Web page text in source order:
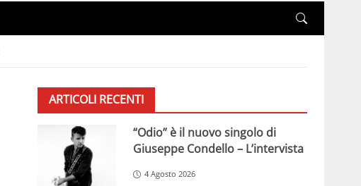
ARTICOLI RECENTI
“Odio” è il nuovo singolo di
Giuseppe Condello – L’intervista
4 Agosto 2026